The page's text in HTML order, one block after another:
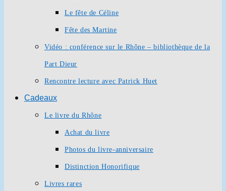
Le fête de Céline
Fête des Martine
Vidéo : conférence sur le Rhône – bibliothèque de la
Part Dieur
Rencontre lecture avec Patrick Huet
Cadeaux
Le livre du Rhône
Achat du livre
Photos du livre-anniversaire
Distinction Honorifique
Livres rares